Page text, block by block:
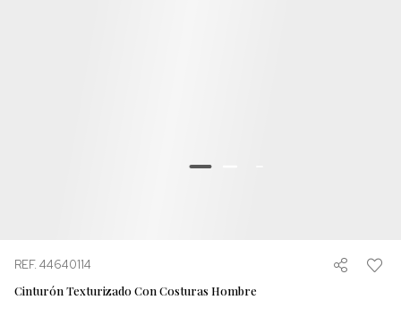
REF. 44640114
Cinturón Texturizado Con Costuras Hombre